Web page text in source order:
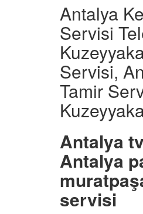
Antalya
Servisi
Servisi,
Tamir
Antalya
Antalya
servisi